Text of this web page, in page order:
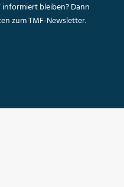
bleiben? Dann
zum TMF-Newsletter.